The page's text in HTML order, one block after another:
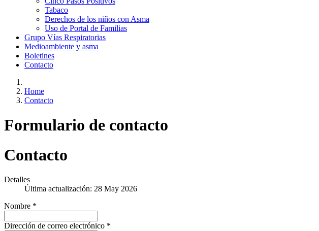
Tabaco
Derechos de los niños con Asma
Uso de Portal de Familias
Grupo Vías Respiratorias
Medioambiente y asma
Boletines
Contacto
Home
Contacto
Formulario de contacto
Contacto
Detalles
Última actualización: 28 May 2026
Nombre *
Dirección de correo electrónico *